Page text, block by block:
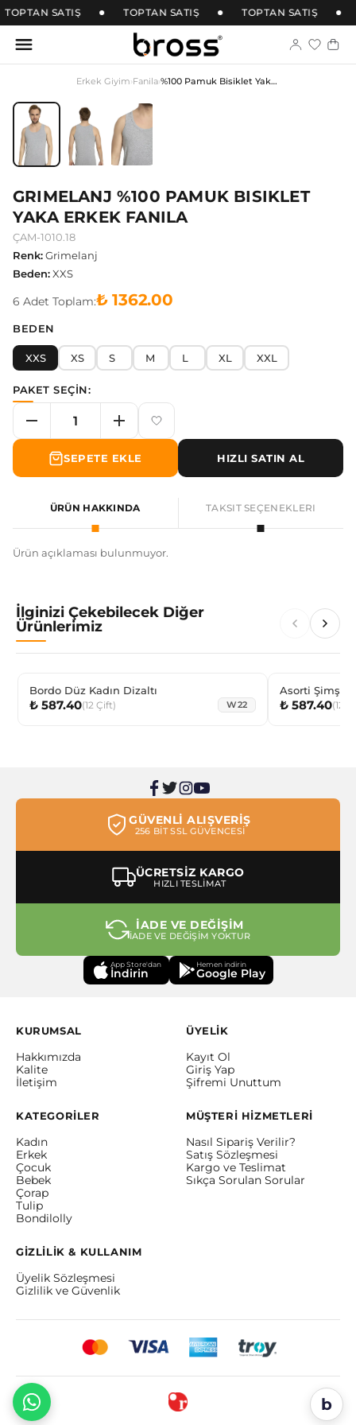
TOPTAN SATIŞ TOPTAN SATIŞ TOPTAN SATIŞ
Erkek Giyim›Fanila› %100 Pamuk Bisiklet Yaka Erkek Fanila
GRIMELANJ %100 PAMUK BISIKLET
YAKA ERKEK FANILA
ÇAM-1010.18
Renk:Grimelanj
Beden:XXS
6 Adet Toplam:₺ 1362.00
BEDEN
XXS XS S M L XL XXL
PAKET SEÇİN:
SEPETE EKLE HIZLI SATIN AL
ÜRÜN HAKKINDA TAKSIT SEÇENEKLERI
Ürün açıklaması bulunmuyor.
İlginizi Çekebilecek Diğer
Ürünlerimiz
Bordo Düz Kadın Dizaltı
₺ 587.40(12 Çift) W22 ₺ 587.40(12
GÜVENLİ ALIŞVERİŞ
256 BİT SSL GÜVENCESİ
ÜCRETSİZ KARGO
HIZLI TESLİMAT
İADE VE DEĞİŞİM
İADE VE DEĞİŞİM YOKTUR
App Store'dan
İndirin
Hemen indirin
Google Play
KURUMSAL
Hakkımızda
Kalite
İletişim
ÜYELİK
Kayıt Ol
Giriş Yap
Şifremi Unuttum
KATEGORİLER
Kadın
Erkek
Çocuk
Bebek
Çorap
Tulip
Bondilolly
MÜŞTERİ HİZMETLERİ
Nasıl Sipariş Verilir?
Satış Sözleşmesi
Kargo ve Teslimat
Sıkça Sorulan Sorular
GİZLİLİK & KULLANIM
Üyelik Sözleşmesi
Gizlilik ve Güvenlik
b